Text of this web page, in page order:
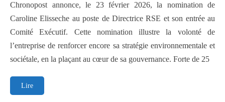
Chronopost annonce, le 23 février 2026, la nomination de
Caroline Elisseche au poste de Directrice RSE et son entrée au
Comité Exécutif. Cette nomination illustre la volonté de
l’entreprise de renforcer encore sa stratégie environnementale et
sociétale, en la plaçant au cœur de sa gouvernance. Forte de 25
LireCaroline
ELISSECHE,